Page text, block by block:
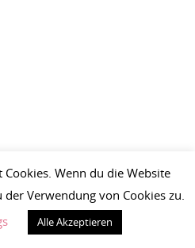
Wenn du die Website
Verwendung von Cookies zu.
Alle Akzeptieren